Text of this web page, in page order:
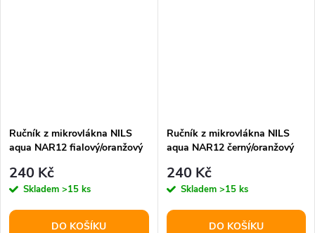
Ručník z mikrovlákna NILS
aqua NAR12 fialový/oranžový
240 Kč
Skladem >15 ks
DO KOŠÍKU
Ručník z mikrovlákna NILS
aqua NAR12 černý/oranžový
240 Kč
Skladem >15 ks
DO KOŠÍKU